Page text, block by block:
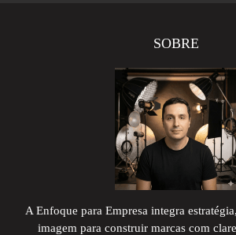
SOBRE
A Enfoque para Empresa integra
imagem para construir marcas com